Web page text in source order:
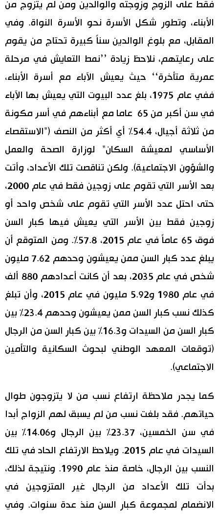
فقط على الزوج وزوجته والوالدين ومن لم يتزوج من
الأبناء، وتطور شكل الأسرة نحو الأسرة النواة. وفي
المقابل، مع بلوغ الوالدين سناً كبيرة تحتاج من يقوم
على رعايتهم، نلاحظ زيادة ’’نمط التعايش في مرحلة
عمرية متأخرة‘‘ حيث يعيش الآباء مع أسرة الأبناء،
ففي عام 1975، بلغ عدد البيوت التي يعيش بها الآباء
في سن أكبر من 65 عاما مع أبناءهم في أسر مكونة
من ثلاثة أجيال، 54.4% أي أكثر من النصف ("الاستقصاء
الأساسي لمعيشة السكان" لوزارة الصحة والعمل
والشؤون الاجتماعية). ولكن تناقصت تلك الأعداد، وأتت
بعد الأسر التي تقوم على زوجين فقط في عام 2000،
حتى احتل عدد الأسر التي تقوم على شخص واحد أو
زوجين فقط بين الأسر التي يعيش فيها كبار السن
فوق 65 عاماً في عام 2015، 57.8%. ومن المتوقع أن
يبلغ عدد كبار السن ممن يعيشون وحدهم 7.62 مليون
شخص في عام 2035، بعد أن كانت أعدادهم 880 ألف
في عام 1980 و5.92 مليون في عام 2015، وأن تبلغ
كذلك نسب كبار السن ممن يعيشون وحدهم 23.4% بين
كبار السن من السيدات و16.3% بين كبار السن من الرجال
(توقعات المعهد الوطني لبحوث السكانية والتأمين
الاجتماعي).
كما يجدر ملاحظة ارتفاع نسب من لا يتزوجون طوال
حياتهم. فقد بلغت نسب من لم يسبق لهم الزواج أبدا
في سن الخمسين، 23.37% بين الرجال و14.06% بين
السيدات في عام 2015. ويلاحظ الارتفاع الحاد في تلك
النسب بين الرجال، خاصة منذ عام 1990. ونتيجة لذلك،
بدأت تلك الأعداد من الرجال غير المتزوجين في
الانضمام لمجموعة كبار السن منذ عدة سنوات. وفي